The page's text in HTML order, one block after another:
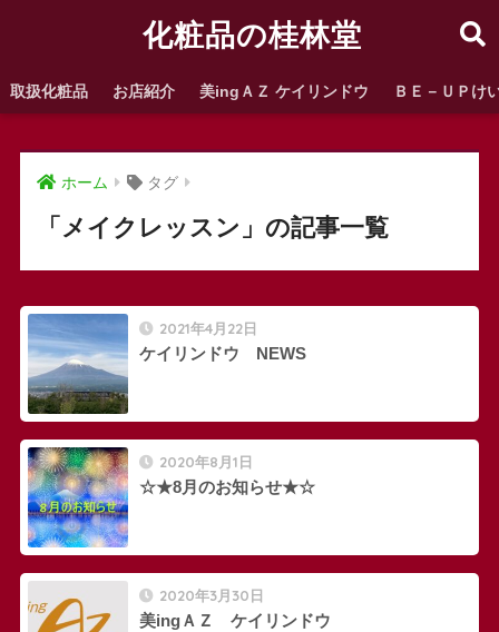
化粧品の桂林堂
取扱化粧品 お店紹介 美ingＡＺ ケイリンドウ ＢＥ－ＵＰけ
ホーム タグ
「メイクレッスン」の記事一覧
2021年4月22日
ケイリンドウ NEWS
2020年8月1日
☆★8月のお知らせ★☆
2020年3月30日
美ingＡＺ ケイリンドウ